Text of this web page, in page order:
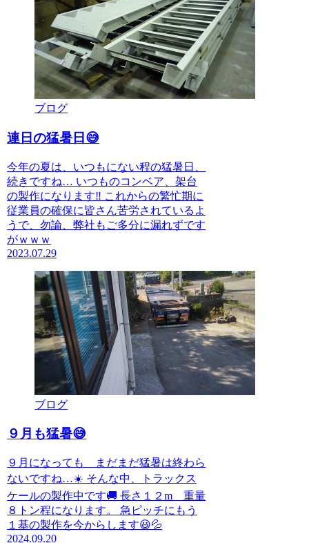
ブログ
連日の猛暑日😅
今年の夏は、いつもにない程の猛暑日、
続きですね… いつものコンベア、架台
の製作になります‼️ これからの繁忙期に
従業員の確保に皆さん苦労されているよ
うで、勿論、弊社もご多分に漏れずです
がｗｗｗ
2023.07.29
ブログ
９月も猛暑😅
９月になっても まだまだ猛暑は終わら
ないですね…☀️ そんな中、トラックス
ケールの製作中です🚚 長さ１２m 重量
８トン程になります。 急ピッチにもう
１基の製作を今からします😃💦
2024.09.20